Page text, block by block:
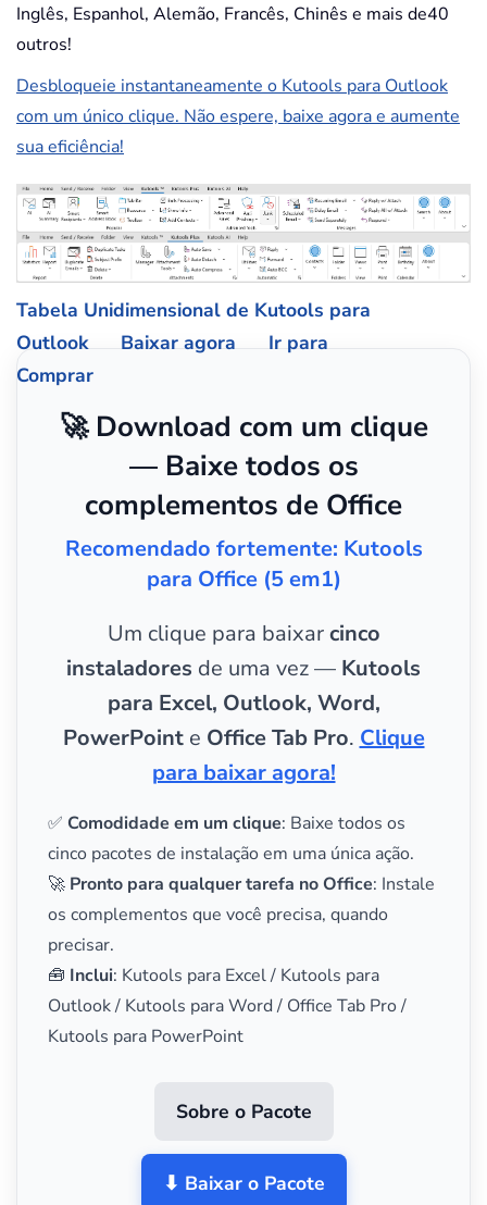
Inglês, Espanhol, Alemão, Francês, Chinês e mais de40
outros!
Desbloqueie instantaneamente o Kutools para Outlook
com um único clique. Não espere, baixe agora e aumente
sua eficiência!
Tabela Unidimensional de Kutools para
Outlook
Baixar agora
Ir para
Comprar
🚀 Download com um clique
— Baixe todos os
complementos de Office
Recomendado fortemente: Kutools
para Office (5 em1)
Um clique para baixarcinco
instaladores de uma vez — Kutools
para Excel, Outlook, Word,
PowerPointe Office Tab Pro. Clique
para baixar agora!
✅ Comodidade em um clique: Baixe todos os
cinco pacotes de instalação em uma única ação.
🚀 Pronto para qualquer tarefa no Office: Instale
os complementos que você precisa, quando
precisar.
🧰 Inclui: Kutools para Excel / Kutools para
Outlook / Kutools para Word / Office Tab Pro /
Kutools para PowerPoint
Sobre o Pacote
⬇ Baixar o Pacote